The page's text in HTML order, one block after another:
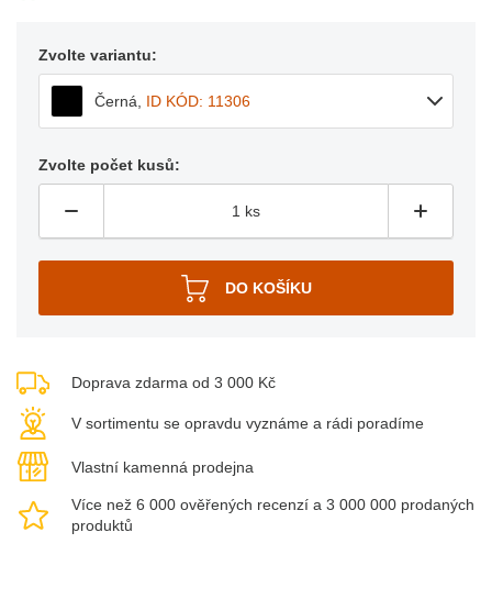
Zvolte variantu:
Černá, ID KÓD: 11306
Zvolte počet kusů:
Doprava zdarma od 3 000 Kč
V sortimentu se opravdu vyznáme a rádi poradíme
Vlastní kamenná prodejna
Více než 6 000 ověřených recenzí a 3 000 000 prodaných
produktů